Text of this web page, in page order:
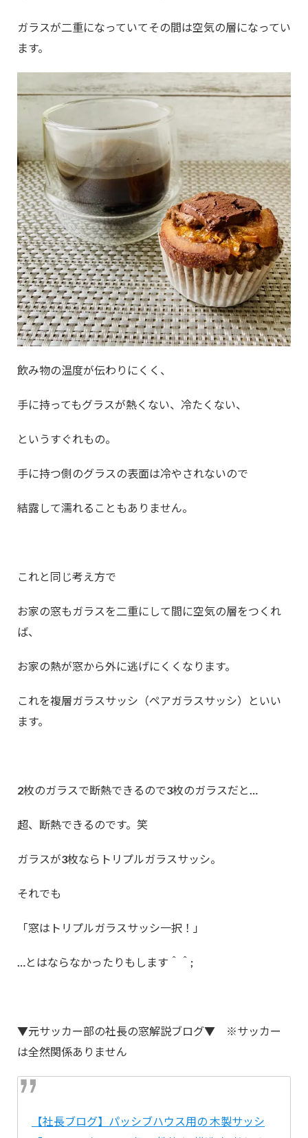
ガラスが二重になっていてその間は空気の層になってい
ます。
飲み物の温度が伝わりにくく、
手に持ってもグラスが熱くない、冷たくない、
というすぐれもの。
手に持つ側のグラスの表面は冷やされないので
結露して濡れることもありません。
これと同じ考え方で
お家の窓もガラスを二重にして間に空気の層をつくれ
ば、
お家の熱が窓から外に逃げにくくなります。
これを複層ガラスサッシ（ペアガラスサッシ）といい
ます。
2枚のガラスで断熱できるので3枚のガラスだと…
超、断熱できるのです。笑
ガラスが3枚ならトリプルガラスサッシ。
それでも
「窓はトリプルガラスサッシ一択！」
…とはならなかったりもします＾＾;
▼元サッカー部の社長の窓解説ブログ▼ ※サッカー
は全然関係ありません
【社長ブログ】パッシブハウス用の 木製サッシ